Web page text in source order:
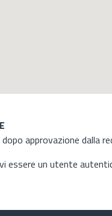
approvazione dalla
essere un utente